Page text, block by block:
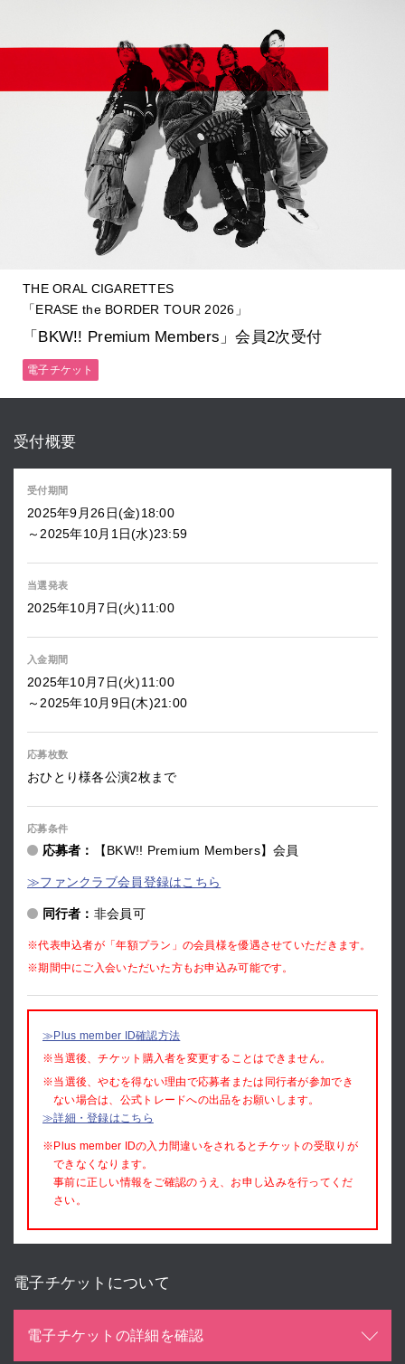
THE ORAL CIGARETTES
「ERASE the BORDER TOUR 2026」
「BKW!! Premium Members」会員2次受付
電子チケット
受付概要
受付期間
2025年9月26日(金)18:00
～2025年10月1日(水)23:59
当選発表
2025年10月7日(火)11:00
入金期間
2025年10月7日(火)11:00
～2025年10月9日(木)21:00
応募枚数
おひとり様各公演2枚まで
応募条件
応募者： 【BKW!! Premium Members】会員
≫ファンクラブ会員登録はこちら
同行者： 非会員可
※代表申込者が「年額プラン」の会員様を優遇させていただきます。
※期間中にご入会いただいた方もお申込み可能です。
≫Plus member ID確認方法
※当選後、チケット購入者を変更することはできません。
※当選後、やむを得ない理由で応募者または同行者が参加でき
ない場合は、公式トレードへの出品をお願いします。
≫詳細・登録はこちら
※Plus member IDの入力間違いをされるとチケットの受取りが
できなくなります。
事前に正しい情報をご確認のうえ、お申し込みを行ってくだ
さい。
電子チケットについて
電子チケットの詳細を確認